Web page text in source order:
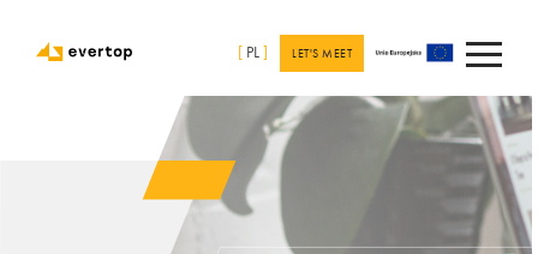
[ PL] LET'S MEET